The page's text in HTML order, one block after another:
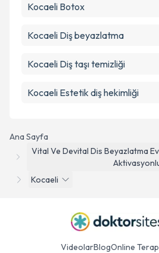
Ana Sayfa
Vital Ve Devital Dis Beyazlatma
Kocaeli
Kocaeli Botox
Kocaeli Diş beyazlatma
Kocaeli Diş taşı temizliği
Kocaeli Estetik diş hekimliği
VideolarBlogOnline